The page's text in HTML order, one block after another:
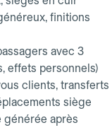
finitions
avec 3
effets personnels)
clients, transferts
siège
générée après